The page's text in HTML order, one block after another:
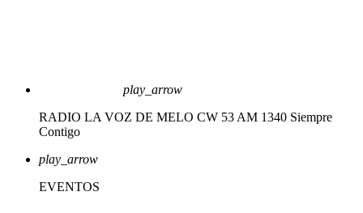
play_arrow
RADIO LA VOZ DE MELO CW 53 AM 1340 Siempre
Contigo
play_arrow
EVENTOS